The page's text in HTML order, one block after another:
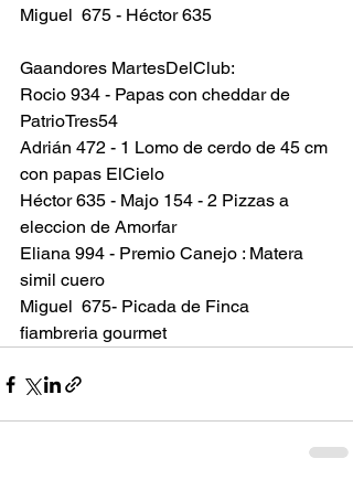
Miguel  675 - Héctor 635
Gaandores MartesDelClub:
Rocio 934 - Papas con cheddar de
PatrioTres54
Adrián 472 - 1 Lomo de cerdo de 45 cm
con papas ElCielo
Héctor 635 - Majo 154 - 2 Pizzas a
eleccion de Amorfar
Eliana 994 - Premio Canejo : Matera
simil cuero
Miguel  675- Picada de Finca
fiambreria gourmet